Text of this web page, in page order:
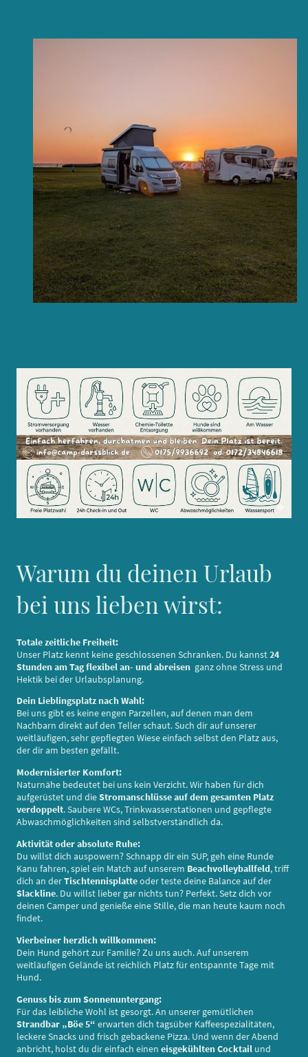
Warum du deinen Urlaub
bei uns lieben wirst:
Totale zeitliche Freiheit:
Unser Platz kennt keine geschlossenen Schranken. Du kannst24
Stunden am Tag flexibel an- und abreisen ganz ohne Stress und
Hektik bei der Urlaubsplanung.
Dein Lieblingsplatz nach Wahl:
Bei uns gibt es keine engen Parzellen, auf denen man dem
Nachbarn direkt auf den Teller schaut. Such dir auf unserer
weitläufigen, sehr gepflegten Wiese einfach selbst den Platz aus,
der dir am besten gefällt.
Modernisierter Komfort:
Naturnähe bedeutet bei uns kein Verzicht. Wir haben für dich
aufgerüstet und dieStromanschlüsse auf dem gesamten Platz
verdoppelt. Saubere WCs, Trinkwasserstationen und gepflegte
Abwaschmöglichkeiten sind selbstverständlich da.
Aktivität oder absolute Ruhe:
Du willst dich auspowern? Schnapp dir ein SUP, geh eine Runde
Kanu fahren, spiel ein Match auf unserem Beachvolleyballfeld, triff
dich an derTischtennisplatteoder teste deine Balance auf der
Slackline. Du willst lieber gar nichts tun? Perfekt. Setz dich vor
deinen Camper und genieße eine Stille, die man heute kaum noch
findet.
Vierbeiner herzlich willkommen:
Dein Hund gehört zur Familie? Zu uns auch. Auf unserem
weitläufigen Gelände ist reichlich Platz für entspannte Tage mit
Hund.
Genuss bis zum Sonnenuntergang:
Für das leibliche Wohl ist gesorgt. An unserer gemütlichen
Strandbar „Böe 5“ erwarten dich tagsüber Kaffeespezialitäten,
leckere Snacks und frisch gebackene Pizza. Und wenn der Abend
anbricht, holst du dir einfach einen eisgekühlten Cocktail und